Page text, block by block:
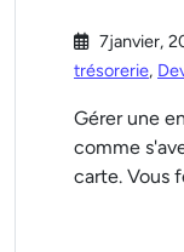
7janvier,
trésorerie,
Gérer une
comme
carte. Vous